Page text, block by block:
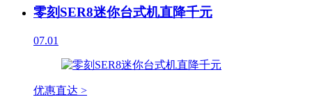
零刻SER8迷你台式机直降千元
07.01
优惠直达 >